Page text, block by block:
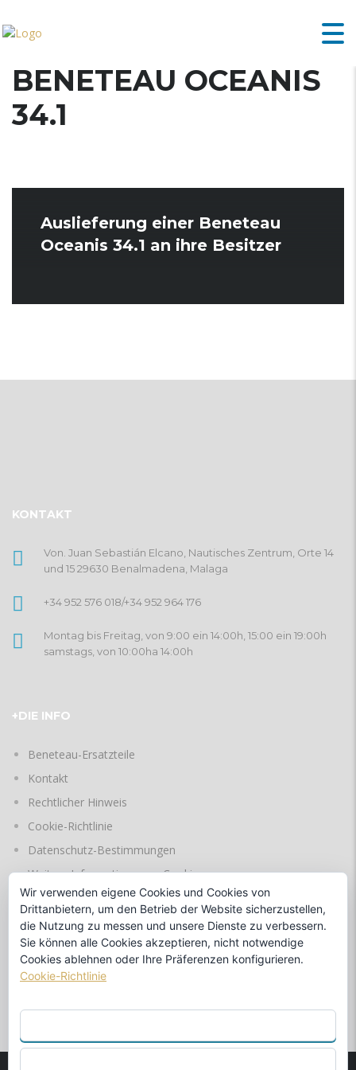
BENETEAU OCEANIS
34.1
Auslieferung einer Beneteau
Oceanis 34.1 an ihre Besitzer
KONTAKT
Von. Juan Sebastián Elcano, Nautisches Zentrum, Orte 14
und 15 29630 Benalmadena, Malaga
+34 952 576 018/+34 952 964 176
Montag bis Freitag, von 9:00 ein 14:00h, 15:00 ein 19:00h
samstags, von 10:00ha 14:00h
+DIE INFO
Beneteau-Ersatzteile
Kontakt
Rechtlicher Hinweis
Cookie-Richtlinie
Datenschutz-Bestimmungen
Weitere Informationen zu Cookies
SPRACHEN
durch
Wir verwenden eigene Cookies und Cookies von
Drittanbietern, um den Betrieb der Website sicherzustellen,
die Nutzung zu messen und unsere Dienste zu verbessern.
Sie können alle Cookies akzeptieren, nicht notwendige
Cookies ablehnen oder Ihre Präferenzen konfigurieren.
Cookie-Richtlinie